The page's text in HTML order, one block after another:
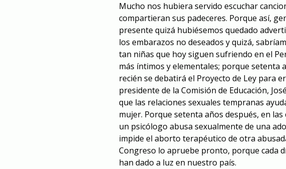
Mucho nos hubiera servido escuchar
compartieran sus padeceres. Porque así,
presente quizá hubiésemos quedado
los embarazos no deseados y quizá,
tan niñas que hoy siguen sufriendo en el
más íntimos y elementales; porque setenta
recién se debatirá el Proyecto de Ley para
presidente de la Comisión de Educación,
que las relaciones sexuales tempranas
mujer. Porque setenta años después, en
un psicólogo abusa sexualmente de una
impide el aborto terapéutico de otra
Congreso lo apruebe pronto, porque cada
han dado a luz en nuestro país.